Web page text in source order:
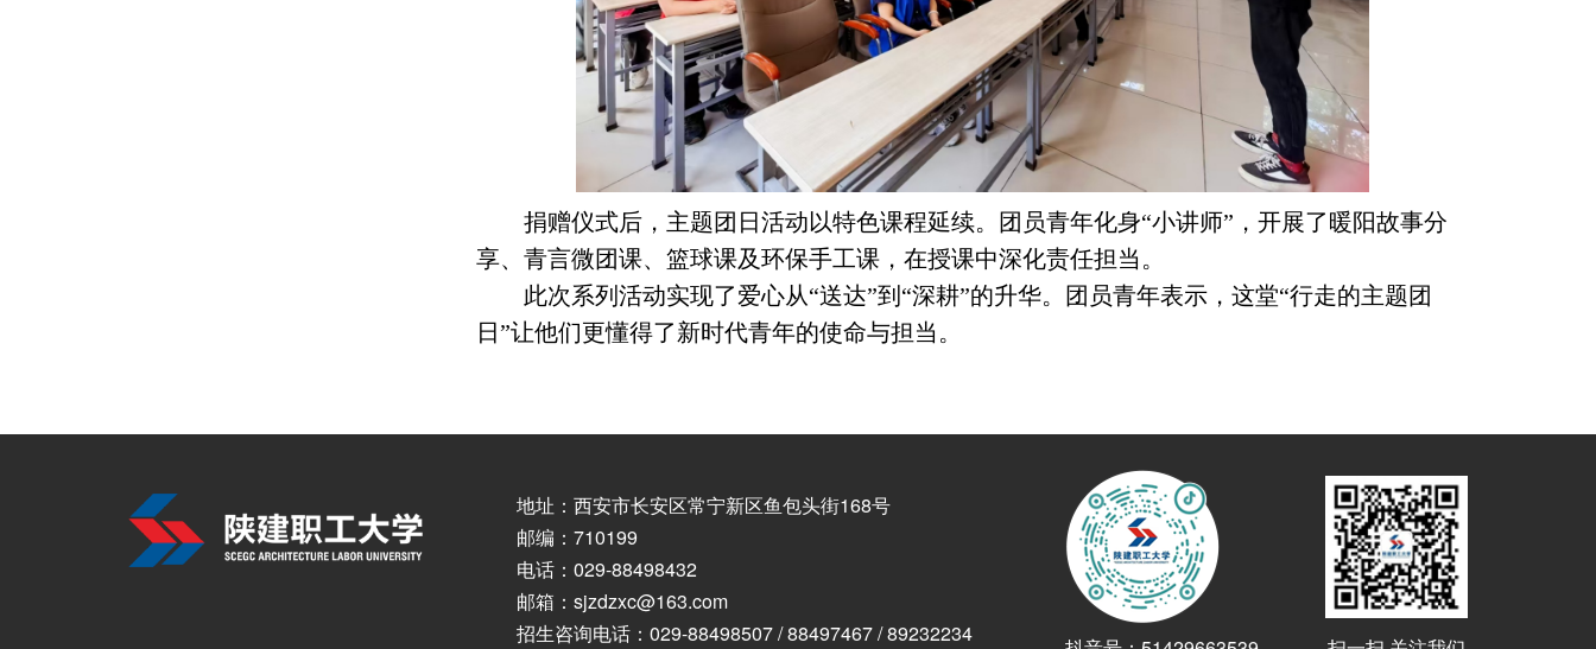
捐赠仪式后，主题团日活动以特色课程延续。团员青年化身“小讲师”，开展了暖阳故事分
享、青言微团课、篮球课及环保手工课，在授课中深化责任担当。
此次系列活动实现了爱心从“送达”到“深耕”的升华。团员青年表示，这堂“行走的主题团
日”让他们更懂得了新时代青年的使命与担当。
地址：西安市长安区常宁新区鱼包头街168号
邮编：710199
电话：029-88498432
邮箱：sjzdzxc@163.com
招生咨询电话：029-88498507 / 88497467 / 89232234